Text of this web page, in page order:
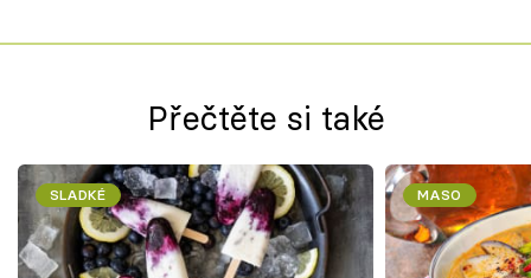
Přečtěte si také
SLADKÉ MASO